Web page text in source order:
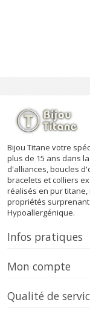
Bijou Titane votre
plus de 15 ans dans
d'alliances, boucles
bracelets et colliers
réalisés en pur titane,
propriétés
Hypoallergénique.
Infos pratiques
Mon compte
Qualité de